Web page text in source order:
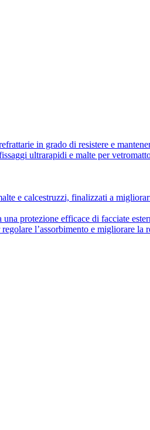
in grado di resistere e
ultrarapidi e malte per
e calcestruzzi, finalizzati a
protezione efficace di facciate
l’assorbimento e migliorare la